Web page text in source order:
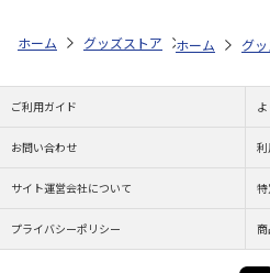
ホーム グッズストア ご当地フレ
ホーム グ
ご利用ガイド
お問い合わせ
サイト運営会社について
プライバシーポリシー